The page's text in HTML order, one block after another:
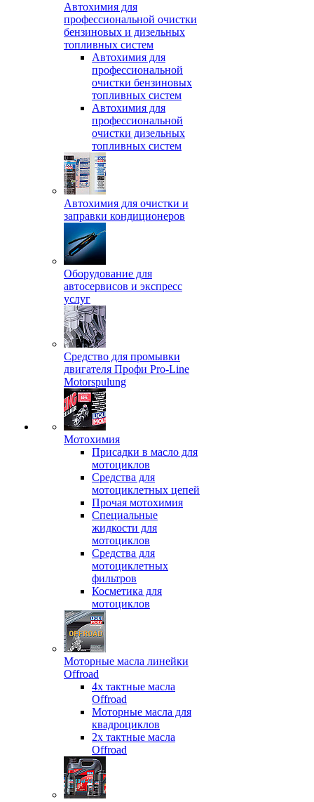
Автохимия для
профессиональной очистки
бензиновых и дизельных
топливных систем
Автохимия для
профессиональной
очистки бензиновых
топливных систем
Автохимия для
профессиональной
очистки дизельных
топливных систем
Автохимия для очистки и
заправки кондиционеров
Оборудование для
автосервисов и экспресс
услуг
Средство для промывки
двигателя Профи Pro-Line
Motorspulung
Мотохимия
Присадки в масло для
мотоциклов
Средства для
мотоциклетных цепей
Прочая мотохимия
Специальные
жидкости для
мотоциклов
Средства для
мотоциклетных
фильтров
Косметика для
мотоциклов
Моторные масла линейки
Offroad
4х тактные масла
Offroad
Моторные масла для
квадроциклов
2х тактные масла
Offroad